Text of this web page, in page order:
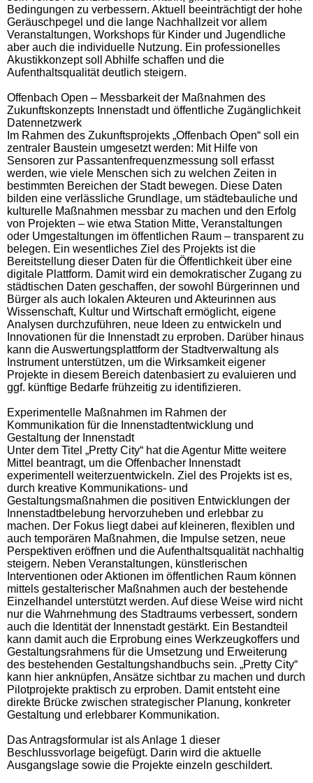
Bedingungen zu verbessern. Aktuell beeinträchtigt der hohe
Geräuschpegel und die lange Nachhallzeit vor allem
Veranstaltungen, Workshops für Kinder und Jugendliche
aber auch die individuelle Nutzung. Ein professionelles
Akustikkonzept soll Abhilfe schaffen und die
Aufenthaltsqualität deutlich steigern.
Offenbach Open – Messbarkeit der Maßnahmen des
Zukunftskonzepts Innenstadt und öffentliche Zugänglichkeit
Datennetzwerk
Im Rahmen des Zukunftsprojekts „Offenbach Open“ soll ein
zentraler Baustein umgesetzt werden: Mit Hilfe von
Sensoren zur Passantenfrequenzmessung soll erfasst
werden, wie viele Menschen sich zu welchen Zeiten in
bestimmten Bereichen der Stadt bewegen. Diese Daten
bilden eine verlässliche Grundlage, um städtebauliche und
kulturelle Maßnahmen messbar zu machen und den Erfolg
von Projekten – wie etwa Station Mitte, Veranstaltungen
oder Umgestaltungen im öffentlichen Raum – transparent zu
belegen. Ein wesentliches Ziel des Projekts ist die
Bereitstellung dieser Daten für die Öffentlichkeit über eine
digitale Plattform. Damit wird ein demokratischer Zugang zu
städtischen Daten geschaffen, der sowohl Bürgerinnen und
Bürger als auch lokalen Akteuren und Akteurinnen aus
Wissenschaft, Kultur und Wirtschaft ermöglicht, eigene
Analysen durchzuführen, neue Ideen zu entwickeln und
Innovationen für die Innenstadt zu erproben. Darüber hinaus
kann die Auswertungsplattform der Stadtverwaltung als
Instrument unterstützen, um die Wirksamkeit eigener
Projekte in diesem Bereich datenbasiert zu evaluieren und
ggf. künftige Bedarfe frühzeitig zu identifizieren.
Experimentelle Maßnahmen im Rahmen der
Kommunikation für die Innenstadtentwicklung und
Gestaltung der Innenstadt
Unter dem Titel „Pretty City“ hat die Agentur Mitte weitere
Mittel beantragt, um die Offenbacher Innenstadt
experimentell weiterzuentwickeln. Ziel des Projekts ist es,
durch kreative Kommunikations- und
Gestaltungsmaßnahmen die positiven Entwicklungen der
Innenstadtbelebung hervorzuheben und erlebbar zu
machen. Der Fokus liegt dabei auf kleineren, flexiblen und
auch temporären Maßnahmen, die Impulse setzen, neue
Perspektiven eröffnen und die Aufenthaltsqualität nachhaltig
steigern. Neben Veranstaltungen, künstlerischen
Interventionen oder Aktionen im öffentlichen Raum können
mittels gestalterischer Maßnahmen auch der bestehende
Einzelhandel unterstützt werden. Auf diese Weise wird nicht
nur die Wahrnehmung des Stadtraums verbessert, sondern
auch die Identität der Innenstadt gestärkt. Ein Bestandteil
kann damit auch die Erprobung eines Werkzeugkoffers und
Gestaltungsrahmens für die Umsetzung und Erweiterung
des bestehenden Gestaltungshandbuchs sein. „Pretty City“
kann hier anknüpfen, Ansätze sichtbar zu machen und durch
Pilotprojekte praktisch zu erproben. Damit entsteht eine
direkte Brücke zwischen strategischer Planung, konkreter
Gestaltung und erlebbarer Kommunikation.
Das Antragsformular ist als Anlage 1 dieser
Beschlussvorlage beigefügt. Darin wird die aktuelle
Ausgangslage sowie die Projekte einzeln geschildert.